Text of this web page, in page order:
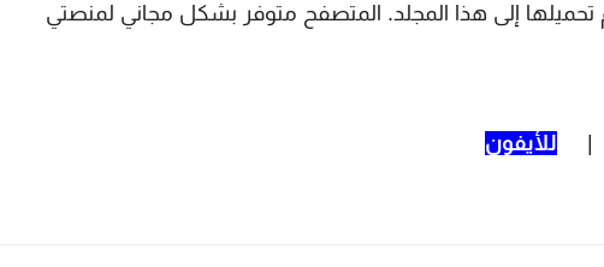
إلى هذا المجلد. المتصفح متوفر بشكل مجاني لمنصتي
للأيفون